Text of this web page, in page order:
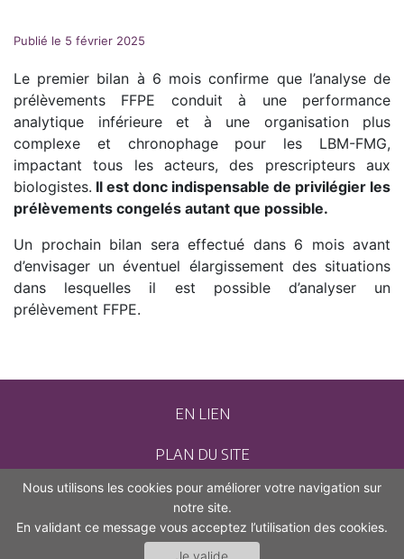
Publié le 5 février 2025
Le premier bilan à 6 mois confirme que l’analyse de
prélèvements FFPE conduit à une performance
analytique inférieure et à une organisation plus
complexe et chronophage pour les LBM-FMG,
impactant tous les acteurs, des prescripteurs aux
biologistes. Il est donc indispensable de privilégier les
prélèvements congelés autant que possible.
Un prochain bilan sera effectué dans 6 mois avant
d’envisager un éventuel élargissement des situations
dans lesquelles il est possible d’analyser un
prélèvement FFPE.
EN LIEN
PLAN DU SITE
CONTACT
MENTIONS LÉGALES
Nous utilisons les cookies pour améliorer votre navigation sur
notre site.
En validant ce message vous acceptez l’utilisation des cookies.
Je valide